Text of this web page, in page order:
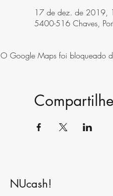
17 de dez. de 2019,
5400-516 Chaves,
O Google Maps foi bloqueado
NUcash!